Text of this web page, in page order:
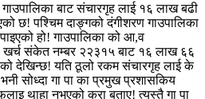
बाट संचारगृह लाई १६ लाख बढी
छ! पश्चिम दाङ्गको दंगीशरण गाउपालिका
हो! गाउपालिका को आ,व
खर्च संकेत नम्बर २२३१५ बाट १६ लाख ६६
देखिन्छ! यति ठूलो रकम संचारगृह लाई के
सोध्दा गा पा का प्रमुख प्रशासकिय
थाहा नभएको कुरा बताए! त्यस्तै गा पा